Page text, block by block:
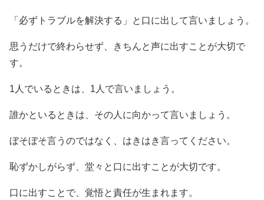
「必ずトラブルを解決する」と口に出して言いましょう。
思うだけで終わらせず、きちんと声に出すことが大切で
す。
1人でいるときは、1人で言いましょう。
誰かといるときは、その人に向かって言いましょう。
ぼそぼそ言うのではなく、はきはき言ってください。
恥ずかしがらず、堂々と口に出すことが大切です。
口に出すことで、覚悟と責任が生まれます。